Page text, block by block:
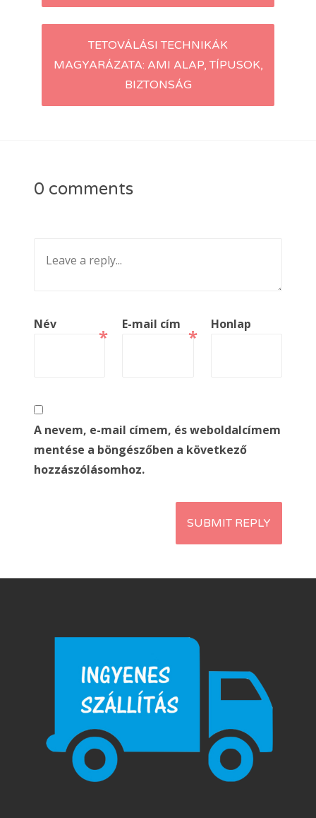
TETOVÁLÁSI TECHNIKÁK
MAGYARÁZATA: AMI ALAP, TÍPUSOK,
BIZTONSÁG
0 comments
Név
*
E-mail cím
*
Honlap
A nevem, e-mail címem, és weboldalcímem
mentése a böngészőben a következő
hozzászólásomhoz.